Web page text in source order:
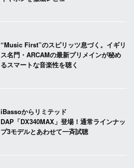
“Music First”のスピリッツ息づく。イギリ
ス名門・ARCAMの最新プリメインが秘め
るスマートな音楽性を聴く
iBassoからリミテッド
DAP「DX340MAX」登場！通常ラインナッ
プ3モデルとあわせて一斉試聴